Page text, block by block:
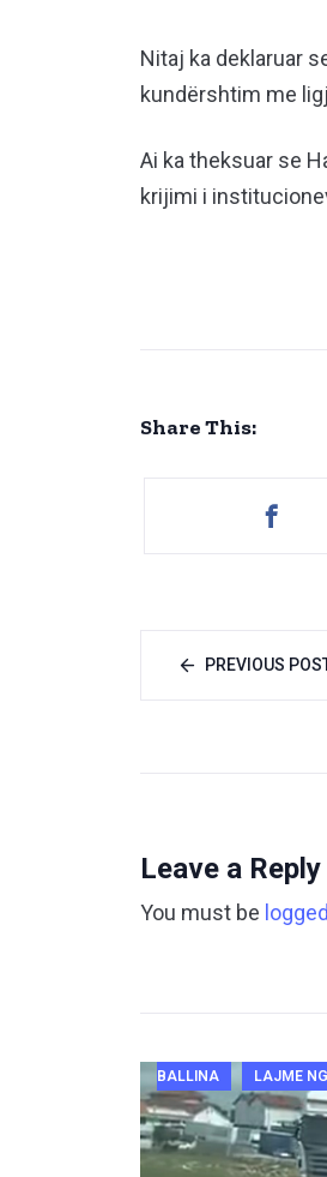
Nitaj ka deklaruar
kundërshtim me
Ai ka theksuar se
krijimi i
Share This:
PREVIOUS
Leave a Reply
You must be
BALLINA LAJME